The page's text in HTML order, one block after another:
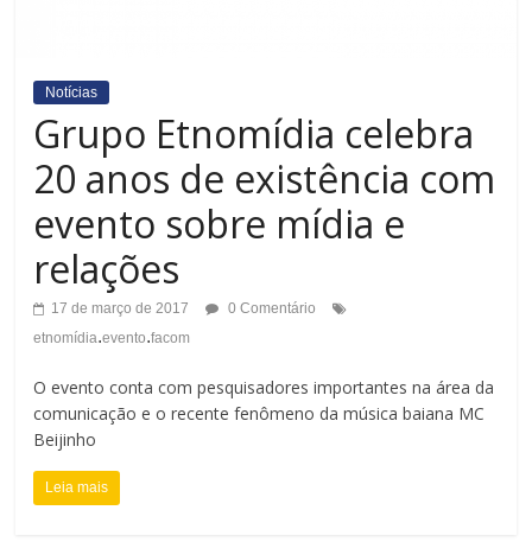
Notícias
Grupo Etnomídia celebra
20 anos de existência com
evento sobre mídia e
relações
17 de março de 2017
0 Comentário
etnomídia.evento.facom
O evento conta com pesquisadores importantes na área da
comunicação e o recente fenômeno da música baiana MC
Beijinho
Leia mais